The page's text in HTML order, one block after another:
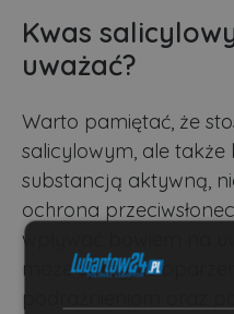
Kwas
uważać?
Warto pamiętać, że
salicylowym, ale
substancją aktywną,
ochrona
wpływać bowiem na
może sprzyjać
podrażnieniom oraz